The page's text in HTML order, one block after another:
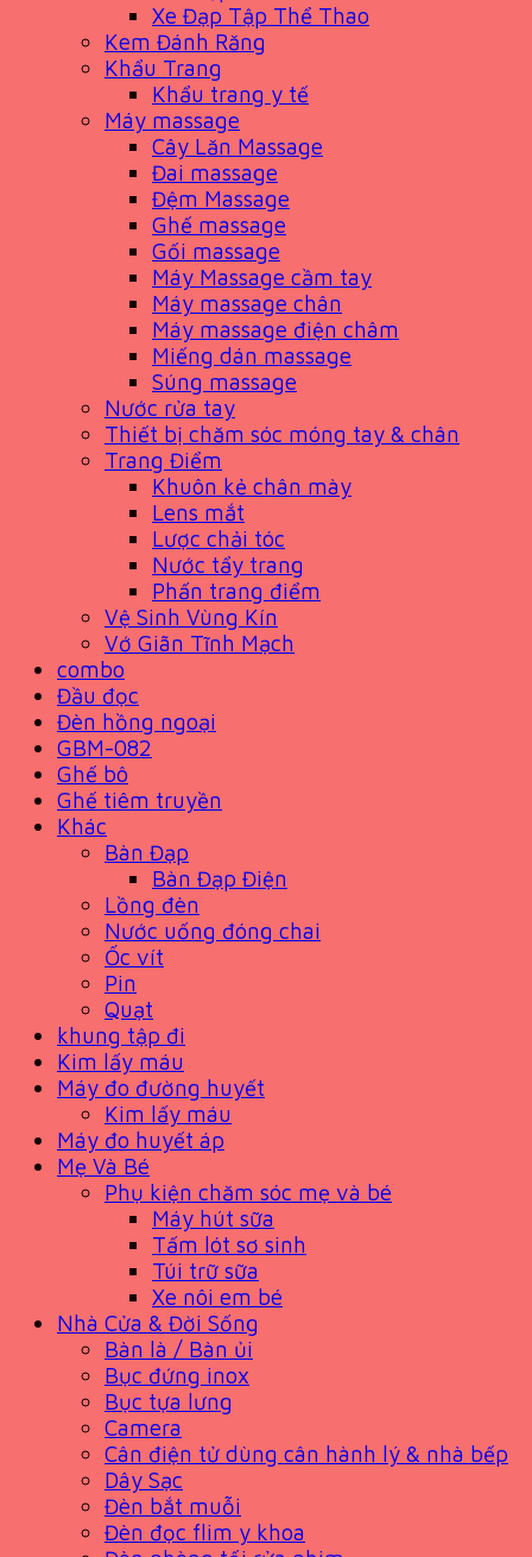
Xe Đạp Tập Thể Thao
Kem Đánh Răng
Khẩu Trang
Khẩu trang y tế
Máy massage
Cây Lăn Massage
Đai massage
Đệm Massage
Ghế massage
Gối massage
Máy Massage cầm tay
Máy massage chân
Máy massage điện châm
Miếng dán massage
Súng massage
Nước rửa tay
Thiết bị chăm sóc móng tay & chân
Trang Điểm
Khuôn kẻ chân mày
Lens mắt
Lược chải tóc
Nước tẩy trang
Phấn trang điểm
Vệ Sinh Vùng Kín
Vớ Giãn Tĩnh Mạch
combo
Đầu đọc
Đèn hồng ngoại
GBM-082
Ghế bô
Ghế tiêm truyền
Khác
Bàn Đạp
Bàn Đạp Điện
Lồng đèn
Nước uống đóng chai
Ốc vít
Pin
Quạt
khung tập đi
Kim lấy máu
Máy đo đường huyết
Kim lấy máu
Máy đo huyết áp
Mẹ Và Bé
Phụ kiện chăm sóc mẹ và bé
Máy hút sữa
Tấm lót sơ sinh
Túi trữ sữa
Xe nôi em bé
Nhà Cửa & Đời Sống
Bàn là / Bàn ủi
Bục đứng inox
Bục tựa lưng
Camera
Cân điện tử dùng cân hành lý & nhà bếp
Dây Sạc
Đèn bắt muỗi
Đèn đọc flim y khoa